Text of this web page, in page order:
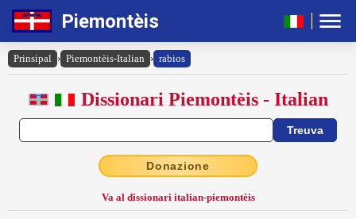
Piemontèis
Prinsipal › Piemontèis-Italian › rabios
Dissionari Piemontèis - Italian
Donazione
Va al dissionari italian-piemontèis